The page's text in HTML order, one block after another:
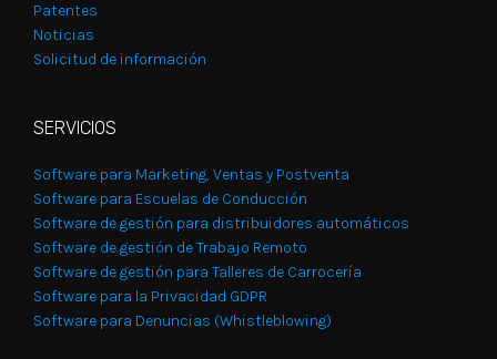
Patentes
Noticias
Solicitud de información
SERVICIOS
Software para Marketing, Ventas y Postventa
Software para Escuelas de Conducción
Software de gestión para distribuidores automáticos
Software de gestión de Trabajo Remoto
Software de gestión para Talleres de Carrocería
Software para la Privacidad GDPR
Software para Denuncias (Whistleblowing)